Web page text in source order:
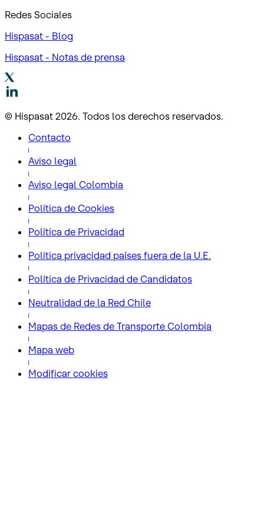
Redes Sociales
Hispasat - Blog
Hispasat - Notas de prensa
© Hispasat 2026. Todos los derechos reservados.
Contacto
Aviso legal
Aviso legal Colombia
Política de Cookies
Política de Privacidad
Política privacidad países fuera de la U.E.
Política de Privacidad de Candidatos
Neutralidad de la Red Chile
Mapas de Redes de Transporte Colombia
Mapa web
Modificar cookies